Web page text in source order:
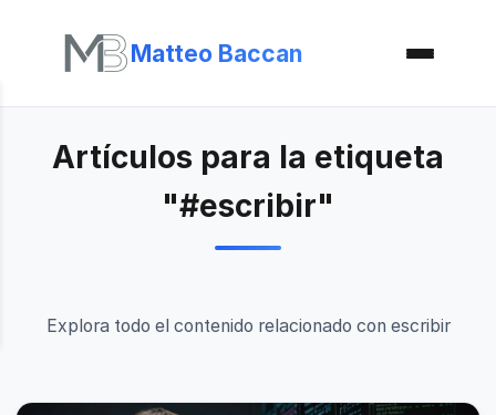
Matteo Baccan
Artículos para la etiqueta
"#escribir"
Explora todo el contenido relacionado con escribir